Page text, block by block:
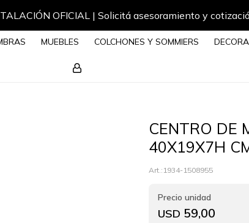
OFICIAL | Solicitá asesoramiento y
MUEBLES COLCHONES Y SOMMIERS
CENTRO DE
40X19X7H
1934-1508955
USD 59,00